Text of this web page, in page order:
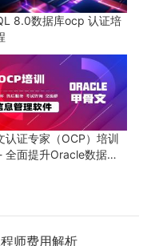
8.0数据库ocp 认证培
认证专家（OCP）培训
全面提升Oracle数据库
师费用解析